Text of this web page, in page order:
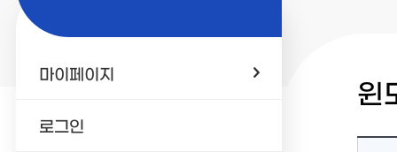
마이페이지
로그인
윈